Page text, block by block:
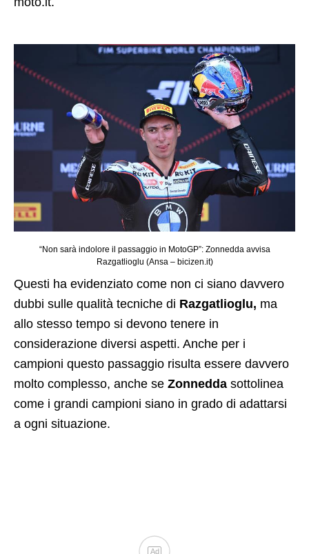
“Non sarà indolore il passaggio in MotoGP”: Zonnedda avvisa
Razgatlioglu (Ansa – bicizen.it)
Questi ha evidenziato come non ci siano davvero
dubbi sulle qualità tecniche di Razgatlioglu, ma
allo stesso tempo si devono tenere in
considerazione diversi aspetti. Anche per i
campioni questo passaggio risulta essere davvero
molto complesso, anche se Zonnedda sottolinea
come i grandi campioni siano in grado di adattarsi
a ogni situazione.
Ad